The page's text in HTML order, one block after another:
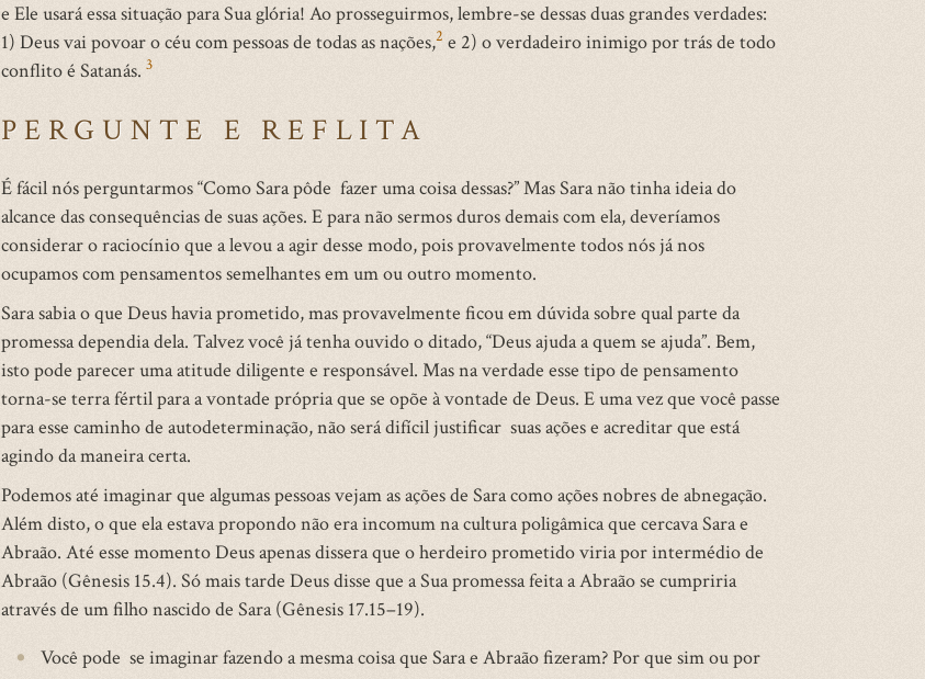
e Ele usará essa situação para Sua glória! Ao prosseguirmos, lembre-se dessas duas grandes verdades:
1) Deus vai povoar o céu com pessoas de todas as nações,2 e 2) o verdadeiro inimigo por trás de todo
conflito é Satanás. 3
PERGUNTE E REFLITA
É fácil nós perguntarmos “Como Sara pôde fazer uma coisa dessas?” Mas Sara não tinha ideia do
alcance das consequências de suas ações. E para não sermos duros demais com ela, deveríamos
considerar o raciocínio que a levou a agir desse modo, pois provavelmente todos nós já nos
ocupamos com pensamentos semelhantes em um ou outro momento.
Sara sabia o que Deus havia prometido, mas provavelmente ficou em dúvida sobre qual parte da
promessa dependia dela. Talvez você já tenha ouvido o ditado, “Deus ajuda a quem se ajuda”. Bem,
isto pode parecer uma atitude diligente e responsável. Mas na verdade esse tipo de pensamento
torna-se terra fértil para a vontade própria que se opõe à vontade de Deus. E uma vez que você passe
para esse caminho de autodeterminação, não será difícil justificar suas ações e acreditar que está
agindo da maneira certa.
Podemos até imaginar que algumas pessoas vejam as ações de Sara como ações nobres de abnegação.
Além disto, o que ela estava propondo não era incomum na cultura poligâmica que cercava Sara e
Abraão. Até esse momento Deus apenas dissera que o herdeiro prometido viria por intermédio de
Abraão (Gênesis 15.4). Só mais tarde Deus disse que a Sua promessa feita a Abraão se cumpriria
através de um filho nascido de Sara (Gênesis 17.15–19).
Você pode se imaginar fazendo a mesma coisa que Sara e Abraão fizeram? Por que sim ou por